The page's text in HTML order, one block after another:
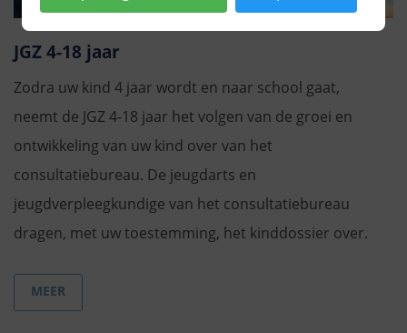
JGZ 4-18 jaar
Zodra uw kind 4 jaar wordt en naar school gaat,
neemt de JGZ 4-18 jaar het volgen van de groei en
ontwikkeling van uw kind over van het
consultatiebureau. De jeugdarts en
jeugdverpleegkundige van het consultatiebureau
dragen, met uw toestemming, het kinddossier over.
MEER